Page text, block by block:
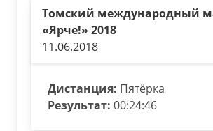
Томский международный
«Ярче!» 2018
11.06.2018
Дистанция: Пятёрка
Результат: 00:24:46